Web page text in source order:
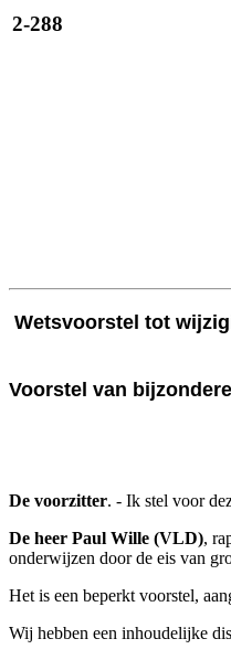
2-288
Wetsvoorstel tot
Voorstel van
De voorzitter. - Ik stel voor
De heer Paul Wille (VLD),
onderwijzen door de eis van
Het is een beperkt voorstel,
Wij hebben een inhoudelijke